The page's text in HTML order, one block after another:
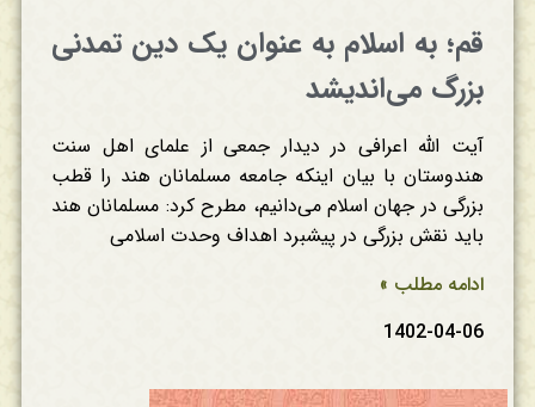
قم؛ به اسلام به عنوان یک دین تمدنی
بزرگ می‌اندیشد
آیت الله اعرافی در دیدار جمعی از علمای اهل سنت
هندوستان با بیان اینکه جامعه مسلمانان هند را قطب
بزرگی در جهان اسلام می‌دانیم، مطرح کرد: مسلمانان هند
باید نقش بزرگی در پیشبرد اهداف وحدت اسلامی
ادامه مطلب »
1402-04-06